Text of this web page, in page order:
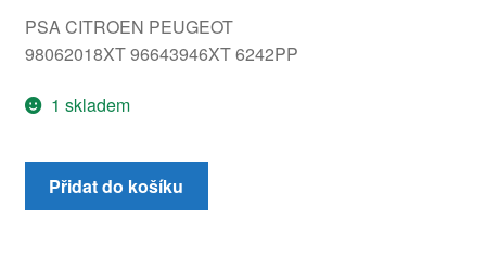
PSA CITROEN PEUGEOT
98062018XT 96643946XT 6242PP
1 skladem
Ovladače
páčky
Přidat do košíku